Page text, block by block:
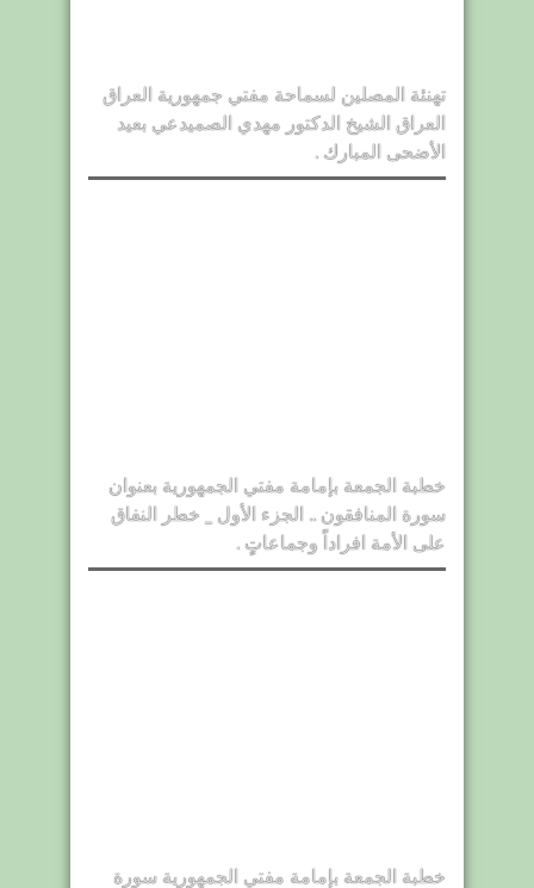
تهنئة المصلين لسماحة مفتي جمهورية العراق
العراق الشيخ الدكتور مهدي الصميدعي بعيد
الأضحى المبارك .
خطبة الجمعة بإمامة مفتي الجمهورية بعنوان
سورة المنافقون .. الجزء الأول _ خطر النفاق
على الأمة افراداً وجماعاتٍ .
خطبة الجمعة بإمامة مفتي الجمهورية سورة